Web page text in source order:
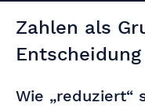
Zahlen als
Entscheidung
Wie „reduziert“